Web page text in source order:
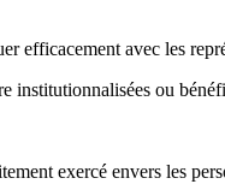
efficacement avec les
institutionnalisées ou
exercé envers les